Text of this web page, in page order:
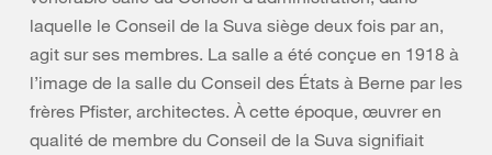
laquelle le Conseil de la Suva siège deux fois par an,
agit sur ses membres. La salle a été conçue en 1918 à
l’image de la salle du Conseil des États à Berne par les
frères Pfister, architectes. À cette époque, œuvrer en
qualité de membre du Conseil de la Suva signifiait